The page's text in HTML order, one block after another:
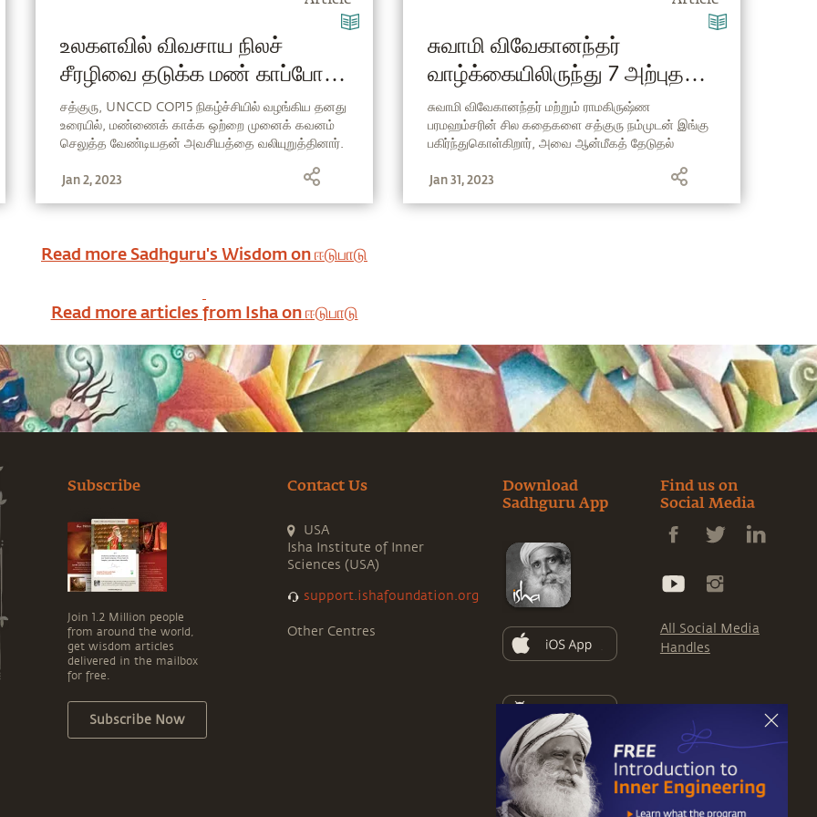
உலகளவில் விவசாய நிலச்
சீரழிவை தடுக்க மண் காப்போம்
இயக்கத்தின் தீர்வு - COP15 ல்
வழங்கப்பட்டது
சத்குரு, UNCCD COP15 நிகழ்ச்சியில் வழங்கிய தனது
உரையில், மண்ணைக் காக்க ஒற்றை முனைக் கவனம்
செலுத்த வேண்டியதன் அவசியத்தை வலியுறுத்தினார்.
செயல்படுத்தக்கூடிய மும்முனை உத்தியைப்
Jan 2, 2023
சுவாமி விவேகானந்தர்
வாழ்க்கையிலிருந்து 7 அற்புத
நிகழ்வுகள்
சுவாமி விவேகானந்தர் மற்றும் ராமகிருஷ்ண
பரமஹம்சரின் சில கதைகளை சத்குரு நம்முடன் இங்கு
பகிர்ந்துகொள்கிறார், அவை ஆன்மீகத் தேடுதல்
இருக்கும்.
Jan 31, 2023
Read more Sadhguru's Wisdom onஈடுபாடு
Read more articles from Isha onஈடுபாடு
Subscribe
Join 1.2 Million people
from around the world,
get wisdom articles
delivered in the mailbox
for free.
Subscribe Now
Contact Us
USA
Isha Institute of Inner
Sciences (USA)
support.ishafoundation.org
Other Centres
Download
Sadhguru App
Find us on
Social Media
All Social Media
Handles